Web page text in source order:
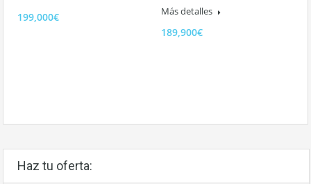
199,000€
Más detalles
189,900€
Haz tu oferta: